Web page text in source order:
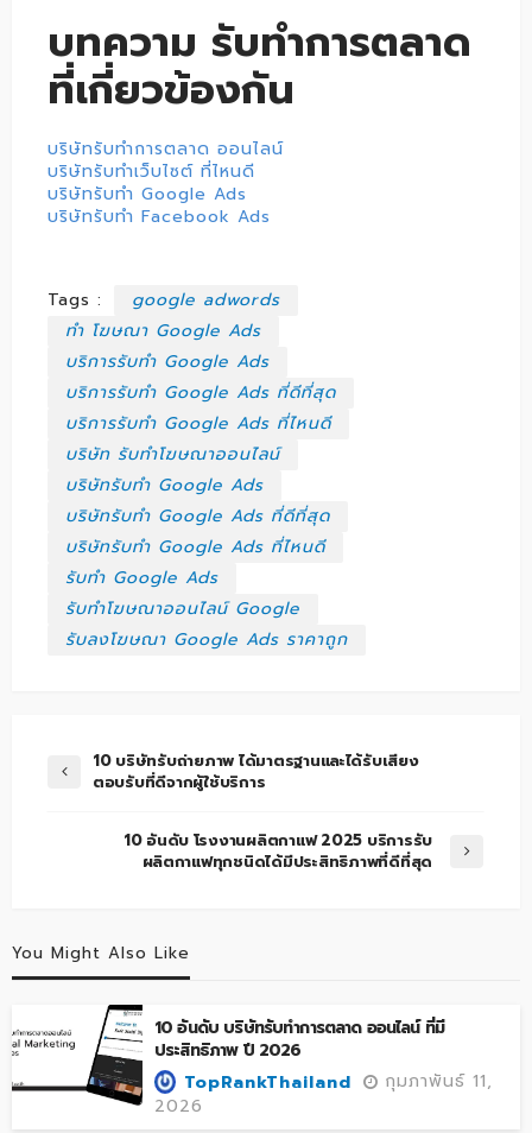
บทความ รับทำการตลาด
ที่เกี่ยวข้องกัน
บริษัทรับทำการตลาด ออนไลน์
บริษัทรับทำเว็บไซต์ ที่ไหนดี
บริษัทรับทำ Google Ads
บริษัทรับทำ Facebook Ads
Tags :
google adwords
ทำ โฆษณา Google Ads
บริการรับทำ Google Ads
บริการรับทำ Google Ads ที่ดีที่สุด
บริการรับทำ Google Ads ที่ไหนดี
บริษัท รับทำโฆษณาออนไลน์
บริษัทรับทำ Google Ads
บริษัทรับทำ Google Ads ที่ดีที่สุด
บริษัทรับทำ Google Ads ที่ไหนดี
รับทำ Google Ads
รับทำโฆษณาออนไลน์ Google
รับลงโฆษณา Google Ads ราคาถูก
10 บริษัทรับถ่ายภาพ ได้มาตรฐานและได้รับเสียง
ตอบรับที่ดีจากผู้ใช้บริการ
10 อันดับ โรงงานผลิตกาแฟ 2025 บริการรับ
ผลิตกาแฟทุกชนิดได้มีประสิทธิภาพที่ดีที่สุด
You Might Also Like
10 อันดับ บริษัทรับทำการตลาด ออนไลน์ ที่มี
ประสิทธิภาพ ปี 2026
TopRankThailand
กุมภาพันธ์ 11,
2026